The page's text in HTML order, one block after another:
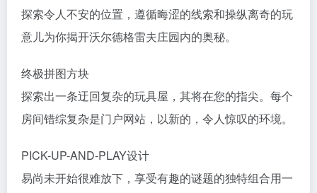
探索令人不安的位置，遵循晦涩的线索和操纵离奇的玩
意儿为你揭开沃尔德格雷夫庄园内的奥秘。
终极拼图方块
探索出一条迂回复杂的玩具屋，其将在您的指尖。每个
房间错综复杂是门户网站，以新的，令人惊叹的环境。
PICK-UP-AND-PLAY设计
易尚未开始很难放下，享受有趣的谜题的独特组合用一